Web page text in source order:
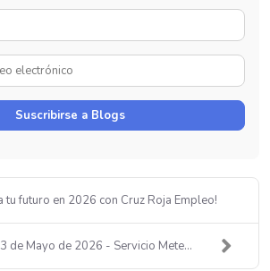
Nombre
Dirección
de
correo
Suscribirse a Blogs
tu futuro en 2026 con Cruz Roja Empleo!
de Mayo de 2026 - Servicio Mete...